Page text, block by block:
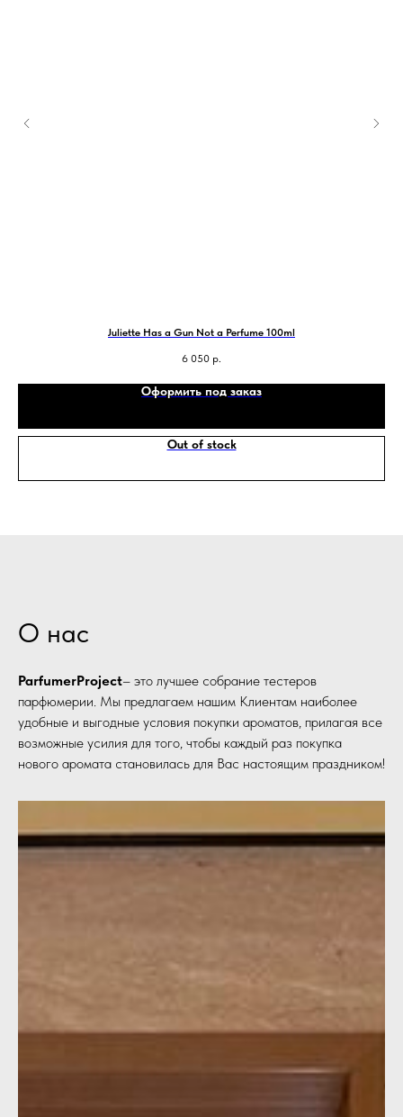
Juliette Has a Gun Not a Perfume 100ml
6 050 р.
Оформить под заказ
Out of stock
О нас
ParfumerProject– это лучшее собрание тестеров
парфюмерии. Мы предлагаем нашим Клиентам наиболее
удобные и выгодные условия покупки ароматов, прилагая все
возможные усилия для того, чтобы каждый раз покупка
нового аромата становилась для Вас настоящим праздником!